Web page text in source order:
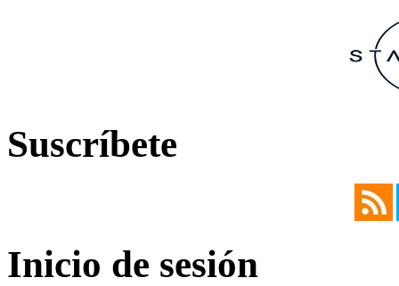
Suscríbete
Inicio de sesión